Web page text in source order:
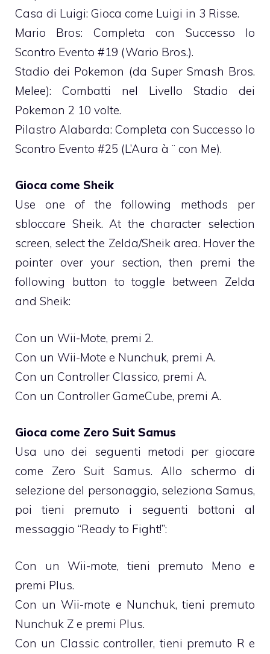
Casa di Luigi: Gioca come Luigi in 3 Risse.
Mario Bros: Completa con Successo lo
Scontro Evento #19 (Wario Bros.).
Stadio dei Pokemon (da Super Smash Bros.
Melee): Combatti nel Livello Stadio dei
Pokemon 2 10 volte.
Pilastro Alabarda: Completa con Successo lo
Scontro Evento #25 (L’Aura à ¨ con Me).
Gioca come Sheik
Use one of the following methods per
sbloccare Sheik. At the character selection
screen, select the Zelda/Sheik area. Hover the
pointer over your section, then premi the
following button to toggle between Zelda
and Sheik:
Con un Wii-Mote, premi 2.
Con un Wii-Mote e Nunchuk, premi A.
Con un Controller Classico, premi A.
Con un Controller GameCube, premi A.
Gioca come Zero Suit Samus
Usa uno dei seguenti metodi per giocare
come Zero Suit Samus. Allo schermo di
selezione del personaggio, seleziona Samus,
poi tieni premuto i seguenti bottoni al
messaggio “Ready to Fight!”:
Con un Wii-mote, tieni premuto Meno e
premi Plus.
Con un Wii-mote e Nunchuk, tieni premuto
Nunchuk Z e premi Plus.
Con un Classic controller, tieni premuto R e